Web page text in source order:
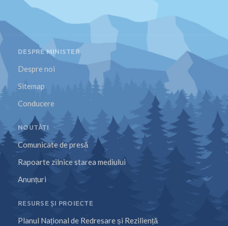
DESPRE MINISTER
Despre noi
Sitemap
Conducere
NOUTĂȚI
Comunicate de presă
Rapoarte zilnice starea mediului
Anunțuri
RESURSE ȘI PROIECTE
Planul Național de Redresare și Reziliență